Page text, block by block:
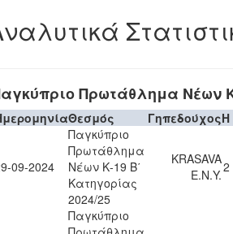
Πρωτάθλημα Νέων
Θεσμός ΓηπεδούχοςH
09-2024
Παγκύπριο
Πρωτάθλημα
Νέων Κ-19 Β΄
Κατηγορίας
2024/25
KRASAVA
Ε.Ν.Y.2
Παγκύπριο